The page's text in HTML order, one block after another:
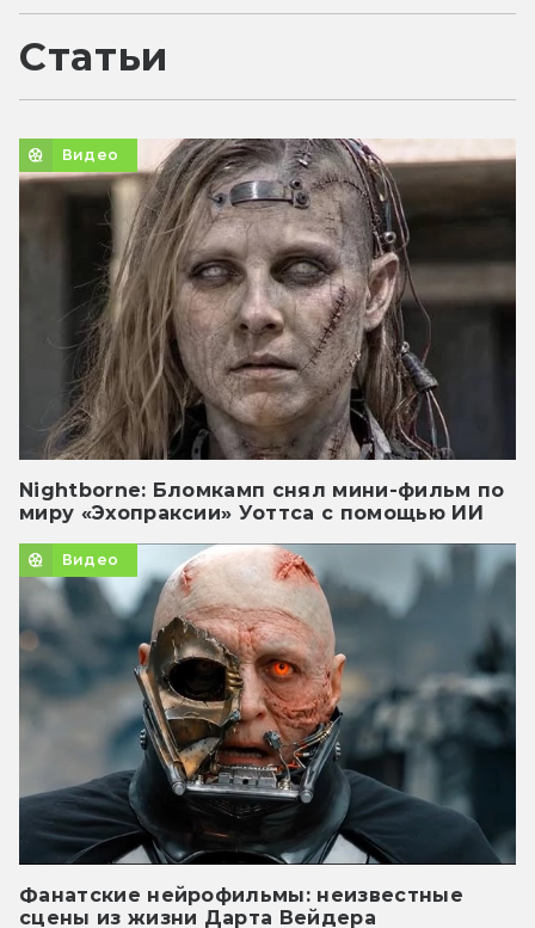
Статьи
Видео
Nightborne: Бломкамп снял мини-фильм по
миру «Эхопраксии» Уоттса с помощью ИИ
Видео
Фанатские нейрофильмы: неизвестные
сцены из жизни Дарта Вейдера